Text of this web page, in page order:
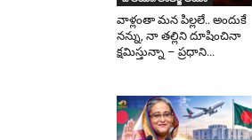
వాళ్లంతా మన పిల్లలే.. అందుకే
నన్ను, నా తల్లిని దూషించినా
క్షమిస్తున్నా – ప్రధాని...